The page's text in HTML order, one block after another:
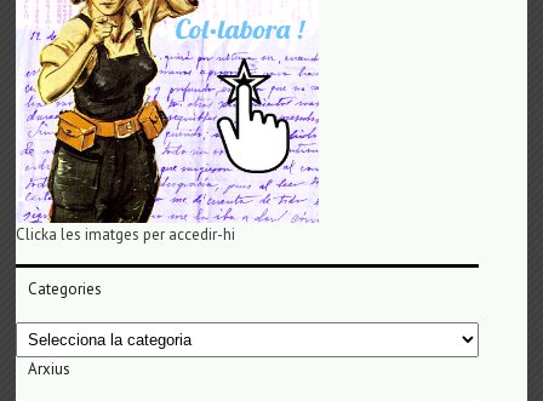
Clicka les imatges per accedir-hi
Categories
Categories
Arxius